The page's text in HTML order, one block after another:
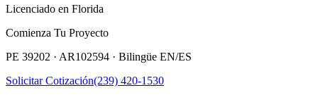
Licenciado en Florida
Comienza Tu Proyecto
PE 39202 · AR102594 · Bilingüe EN/ES
Solicitar Cotización(239) 420-1530